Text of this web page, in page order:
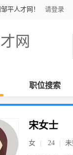
平人才网！ 请登录
网
职位搜索
宋女士
女 24